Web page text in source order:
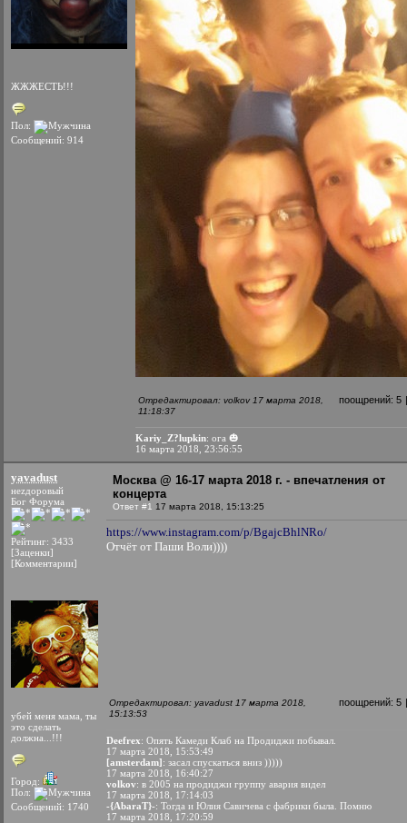
ЖЖЖЕСТЬ!!!
Пол:
Сообщений: 914
Отредактировал: volkov 17 марта 2018,
11:18:37
поощрений: 5 |
Kariy_Z?lupkin: ога 🎃
16 марта 2018, 23:56:55
yavadust
неzдоровый
Бог Форума
Рейтинг: 3433
[Заценки]
[Комментарии]
убей меня мама, ты
это сделать
должна...!!!
Город:
Пол:
Сообщений: 1740
Москва @ 16-17 марта 2018 г. - впечатления от
концерта
Ответ #1 17 марта 2018, 15:13:25
https://www.instagram.com/p/BgajcBhlNRo/
Отчёт от Паши Воли))))
Отредактировал: yavadust 17 марта 2018,
15:13:53
поощрений: 5 |
Deefrex: Опять Камеди Клаб на Продиджи побывал.
17 марта 2018, 15:53:49
[amsterdam]: засал спускаться вниз )))))
17 марта 2018, 16:40:27
volkov: в 2005 на продиджи группу авария видел
17 марта 2018, 17:14:03
-{AbaraT}-: Тогда и Юлия Савичева с фабрики была. Помню
17 марта 2018, 17:20:59